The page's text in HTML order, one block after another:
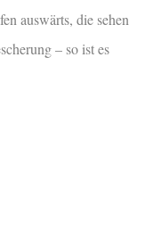
auswärts, die sehen
– so ist es